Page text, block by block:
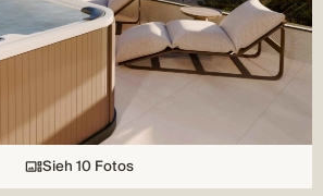
Sieh 10 Fotos